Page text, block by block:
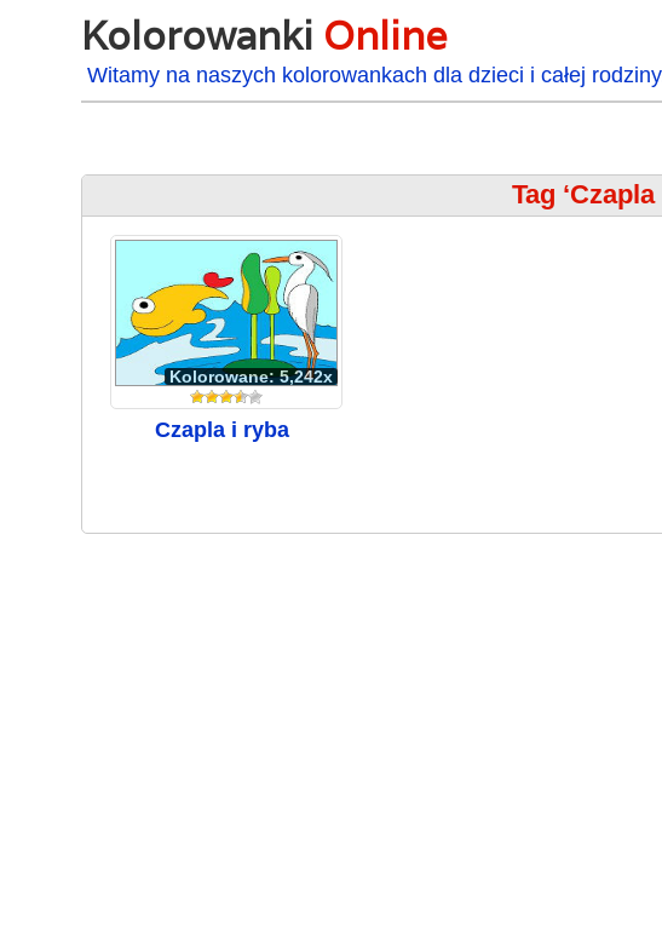
Kolorowanki Online
Witamy na naszych kolorowankach dla dzieci i całej
Tag
Kolorowane: 5,242x
Czapla i ryba